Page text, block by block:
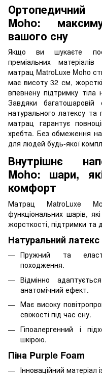
Moho:
вашого сну
Якщо ви шукаєте
преміальних
матрац MatroLuxe Moho
має висоту 32 см,
впевнену підтримку тіла
Завдяки багатошаровій
натурального латексу
матрац гарантує
хребта. Без обмеження
для людей будь-якої
Внутрішнє
Moho: шари,
комфорт
Матрац MatroLuxe
функціональних шарів,
жорсткості, підтримки та
Натуральний латекс
Пружний та
походження.
Відмінно
анатомічний ефект.
Має високу
свіжості під час сну.
Гіпоалергенний і
шкірою.
Піна Purple Foam
Інноваційний